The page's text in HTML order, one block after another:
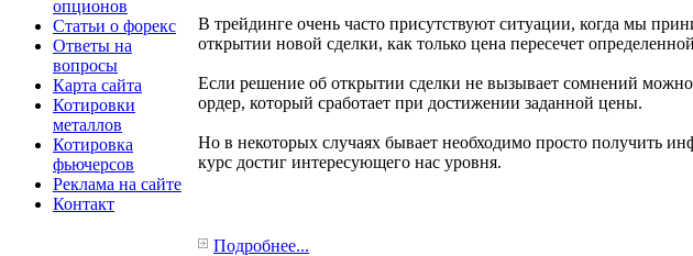
опционов
Статьи о форекс
Ответы на
вопросы
Карта сайта
Котировки
металлов
Котировка
фьючерсов
Реклама на сайте
Контакт
В трейдинге очень часто присутствуют ситуации, когда мы
открытии новой сделки, как только цена пересечет
Если решение об открытии сделки не вызывает сомнений
ордер, который сработает при достижении заданной цены.
Но в некоторых случаях бывает необходимо просто получить
курс достиг интересующего нас уровня.
Подробнее...